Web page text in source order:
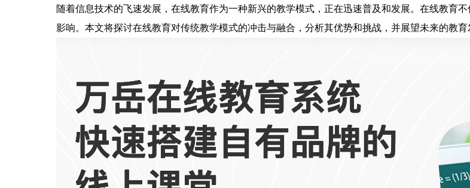
随着信息技术的飞速发展，在线教育作为一种新兴的教学模式，正在迅速普及和发展。在线教育
影响。本文将探讨在线教育对传统教学模式的冲击与融合，分析其优势和挑战，并展望未来的教育